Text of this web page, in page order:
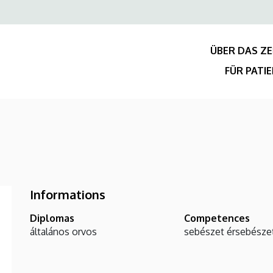
Felső
ÜBER DAS
FÜR
Informations
Diplomas
általános orvos
Competences
sebészet